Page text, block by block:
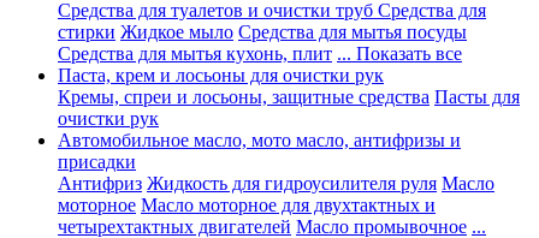
Средства для туалетов и очистки труб Средства для
стирки Жидкое мыло Средства для мытья посуды
Средства для мытья кухонь, плит ... Показать все
Паста, крем и лосьоны для очистки рук
Кремы, спреи и лосьоны, защитные средства Пасты для
очистки рук
Автомобильное масло, мото масло, антифризы и
присадки
Антифриз Жидкость для гидроусилителя руля Масло
моторное Масло моторное для двухтактных и
четырехтактных двигателей Масло промывочное ...